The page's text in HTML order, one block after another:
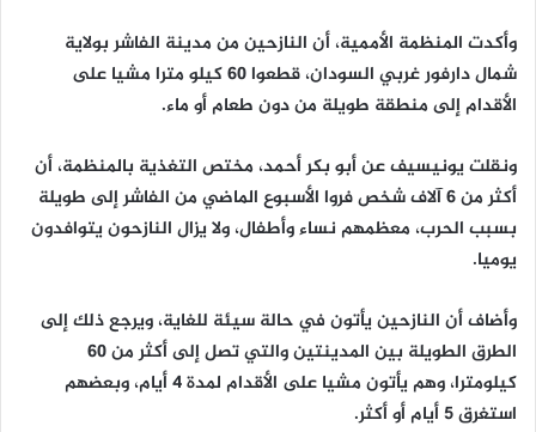
وأكدت المنظمة الأممية، أن النازحين من مدينة الفاشر بولاية
شمال دارفور غربي السودان، قطعوا 60 كيلو مترا مشيا على
الأقدام إلى منطقة طويلة من دون طعام أو ماء.
ونقلت يونيسيف عن أبو بكر أحمد، مختص التغذية بالمنظمة، أن
أكثر من 6 آلاف شخص فروا الأسبوع الماضي من الفاشر إلى طويلة
بسبب الحرب، معظمهم نساء وأطفال، ولا يزال النازحون يتوافدون
يوميا.
وأضاف أن النازحين يأتون في حالة سيئة للغاية، ويرجع ذلك إلى
الطرق الطويلة بين المدينتين والتي تصل إلى أكثر من 60
كيلومترا، وهم يأتون مشيا على الأقدام لمدة 4 أيام، وبعضهم
استغرق 5 أيام أو أكثر.